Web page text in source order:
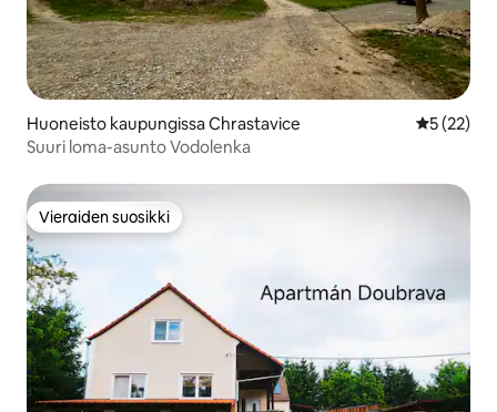
Huoneisto kaupungissa Chrastavice
5 (22)
Suuri loma-asunto Vodolenka
Vieraiden suosikki
Vieraiden suosikki